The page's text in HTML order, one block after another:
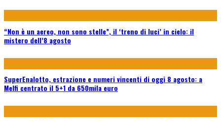
“Non è un aereo, non sono stelle”, il ‘treno di luci’ in cielo: il
mistero dell’8 agosto
SuperEnalotto, estrazione e numeri vincenti di oggi 8 agosto: a
Melfi centrato il 5+1 da 650mila euro